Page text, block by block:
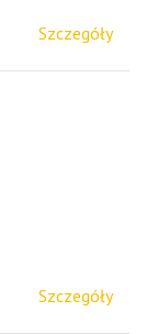
Szczegóły
Szczegóły